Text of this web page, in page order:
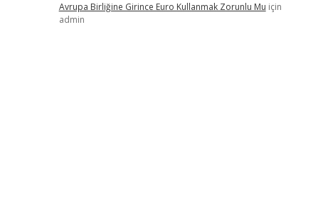
Avrupa Birliğine Girince Euro Kullanmak Zorunlu Mu için
admin